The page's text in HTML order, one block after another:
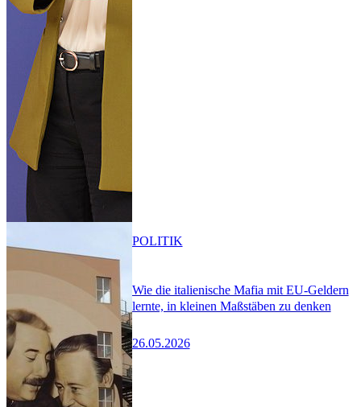
Wie die italienische Mafia mit EU-Geldern
lernte, in kleinen Maßstäben zu denken
26.05.2026
POLITIK